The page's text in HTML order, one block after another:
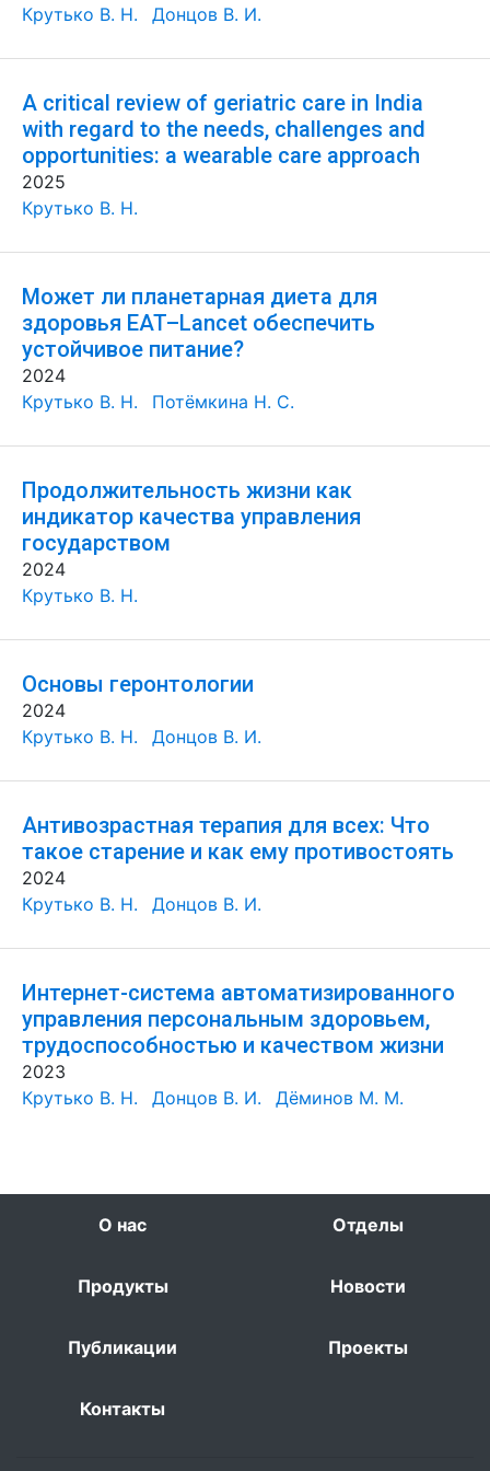
Крутько В. Н.
Донцов В. И.
A critical review of geriatric care in India
with regard to the needs, challenges and
opportunities: a wearable care approach
2025
Крутько В. Н.
Может ли планетарная диета для
здоровья EAT–Lancet обеспечить
устойчивое питание?
2024
Крутько В. Н.
Потёмкина Н. С.
Продолжительность жизни как
индикатор качества управления
государством
2024
Крутько В. Н.
Основы геронтологии
2024
Крутько В. Н.
Донцов В. И.
Антивозрастная терапия для всех: Что
такое старение и как ему противостоять
2024
Крутько В. Н.
Донцов В. И.
Интернет-система автоматизированного
управления персональным здоровьем,
трудоспособностью и качеством жизни
2023
Крутько В. Н.
Донцов В. И. Дёминов М. М.
О нас Отделы
Продукты Новости
Публикации Проекты
Контакты